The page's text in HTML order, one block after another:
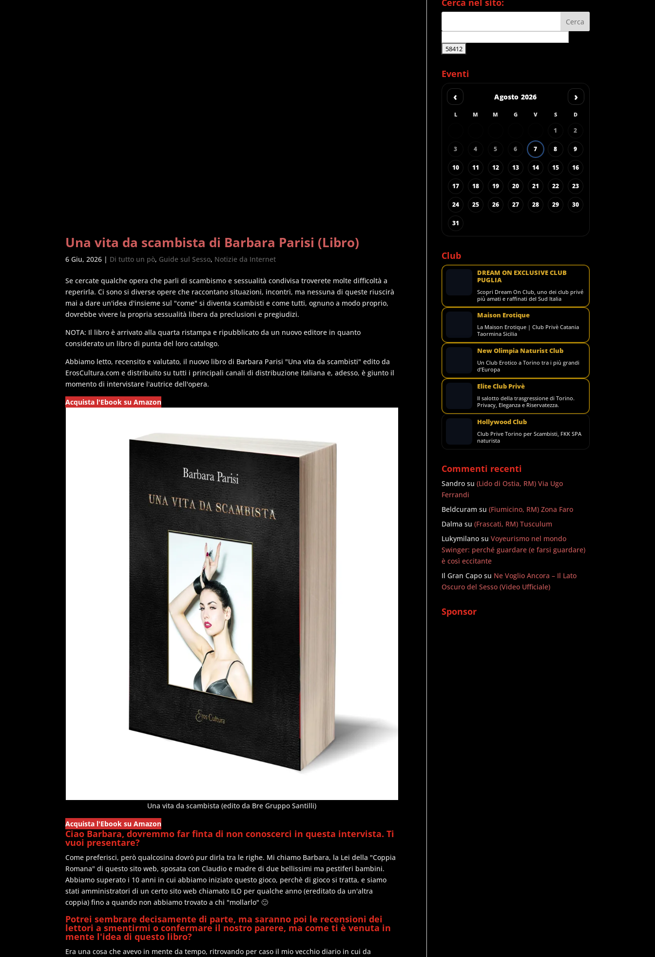
Una vita da scambista di Barbara Parisi (Libro)
6 Giu, 2026 | Di tutto un pò, Guide sul Sesso, Notizie da Internet
Se cercate qualche opera che parli di scambismo e sessualità condivisa troverete molte difficoltà a
reperirla. Ci sono si diverse opere che raccontano situazioni, incontri, ma nessuna di queste riuscirà
mai a dare un'idea d'insieme sul "come" si diventa scambisti e come tutti, ognuno a modo proprio,
dovrebbe vivere la propria sessualità libera da preclusioni e pregiudizi.
NOTA: Il libro è arrivato alla quarta ristampa e ripubblicato da un nuovo editore in quanto
considerato un libro di punta del loro catalogo.
Abbiamo letto, recensito e valutato, il nuovo libro di Barbara Parisi "Una vita da scambisti" edito da
ErosCultura.com e distribuito su tutti i principali canali di distribuzione italiana e, adesso, è giunto il
momento di intervistare l'autrice dell'opera.
Acquista l'Ebook su Amazon
Una vita da scambista (edito da Bre Gruppo Santilli)
Acquista l'Ebook su Amazon
Ciao Barbara, dovremmo far finta di non conoscerci in questa intervista. Ti
vuoi presentare?
Come preferisci, però qualcosina dovrò pur dirla tra le righe. Mi chiamo Barbara, la Lei della "Coppia
Romana" di questo sito web, sposata con Claudio e madre di due bellissimi ma pestiferi bambini.
Abbiamo superato i 10 anni in cui abbiamo iniziato questo gioco, perchè di gioco si tratta, e siamo
stati amministratori di un certo sito web chiamato ILO per qualche anno (ereditato da un'altra
coppia) fino a quando non abbiamo trovato a chi "mollarlo" 🙂
Potrei sembrare decisamente di parte, ma saranno poi le recensioni dei
lettori a smentirmi o confermare il nostro parere, ma come ti è venuta in
mente l'idea di questo libro?
Era una cosa che avevo in mente da tempo, ritrovando per caso il mio vecchio diario in cui da
Cerca nel sito:
Eventi
‹ Agosto 2026 ›
L M M G V S D
1 2
3 4 5 6 7 8 9
10 11 12 13 14 15 16
17 18 19 20 21 22 23
24 25 26 27 28 29 30
31
Club
DREAM ON EXCLUSIVE CLUB
PUGLIA
Scopri Dream On Club, uno dei club privé
più amati e raffinati del Sud Italia
Maison Erotique
La Maison Erotique | Club Privè Catania
Taormina Sicilia
New Olimpia Naturist Club
Un Club Erotico a Torino tra i più grandi
d’Europa
Elite Club Privè
Il salotto della trasgressione di Torino.
Privacy, Eleganza e Riservatezza.
Hollywood Club
Club Prive Torino per Scambisti, FKK SPA
naturista
Commenti recenti
Sandro su(Lido di Ostia, RM) Via Ugo
Ferrandi
Beldcuram su(Fiumicino, RM) Zona Faro
Dalma su(Frascati, RM) Tusculum
Lukymilano suVoyeurismo nel mondo
Swinger: perché guardare (e farsi guardare)
è così eccitante
Il Gran Capo su Ne Voglio Ancora – Il Lato
Oscuro del Sesso (Video Ufficiale)
Sponsor